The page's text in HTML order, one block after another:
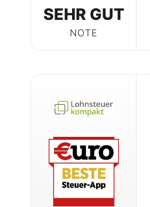
SEHR GUT
NOTE